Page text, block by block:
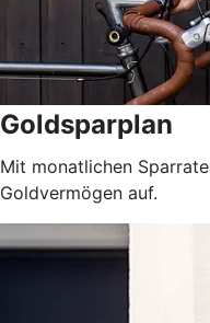
Goldsparplan
Mit monatlichen
Goldvermögen auf.